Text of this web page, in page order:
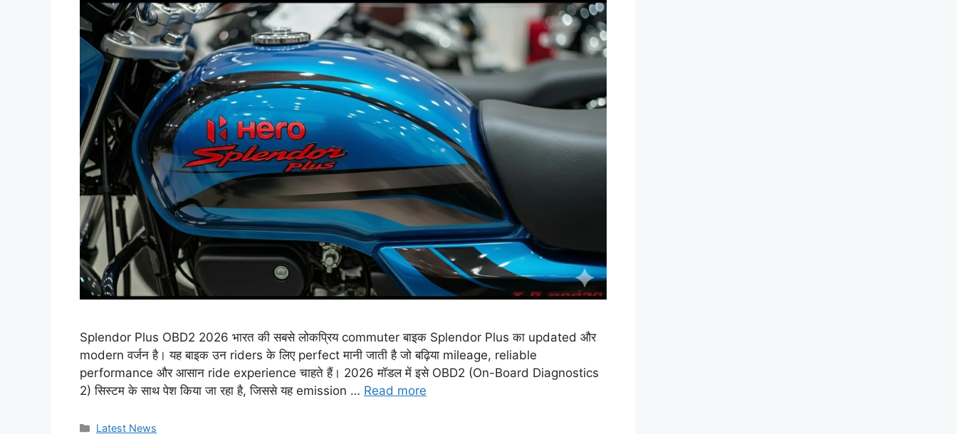
Splendor Plus OBD2 2026 भारत की सबसे लोकप्रिय commuter बाइक Splendor Plus का updated और
modern वर्जन है। यह बाइक उन riders के लिए perfect मानी जाती है जो बढ़िया mileage, reliable
performance और आसान ride experience चाहते हैं। 2026 मॉडल में इसे OBD2 (On-Board Diagnostics
2) सिस्टम के साथ पेश किया जा रहा है, जिससे यह emission … Read more
Categories
Latest News